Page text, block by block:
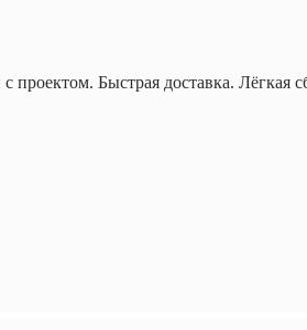
Быстрая доставка. Лёгкая